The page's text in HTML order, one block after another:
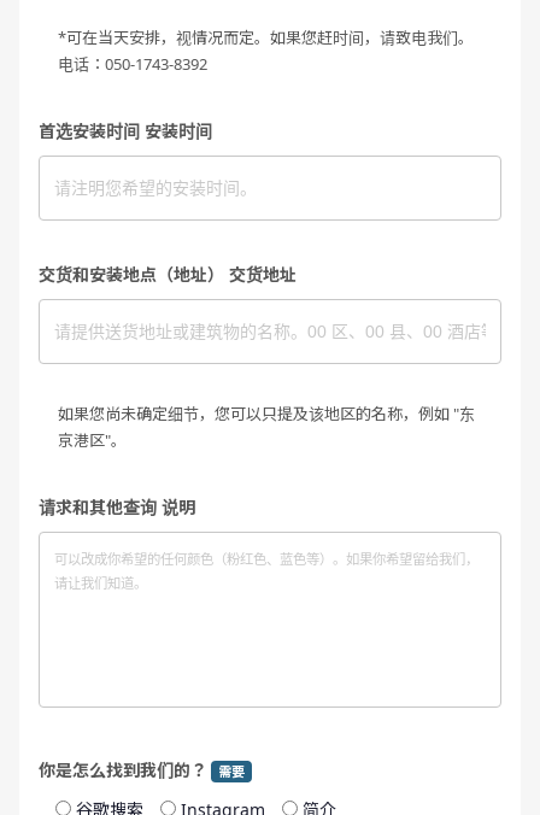
*可在当天安排，视情况而定。如果您赶时间，请致电我们。
电话：050-1743-8392
首选安装时间 安装时间
交货和安装地点（地址） 交货地址
如果您尚未确定细节，您可以只提及该地区的名称，例如 "东
京港区"。
请求和其他查询 说明
你是怎么找到我们的？ 需要
谷歌搜索 Instagram
简介